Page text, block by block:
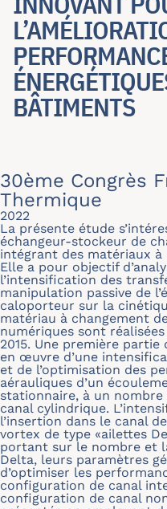
BÂTIMENTS
30ème Congrès
Thermique
2022
La présente étude
échangeur-stockeur de
intégrant des matériaux à
Elle a pour objectif
l’intensification des
manipulation passive de
caloporteur sur la
matériau à changement
numériques sont
2015. Une première partie
en œuvre d’une
et de l’optimisation des
aérauliques d’un
stationnaire, à un nombre
canal cylindrique.
l’insertion dans le canal
vortex de type «ailettes
portant sur le nombre et
Delta, leurs paramètres
d’optimiser les
configuration de canal
configuration de canal